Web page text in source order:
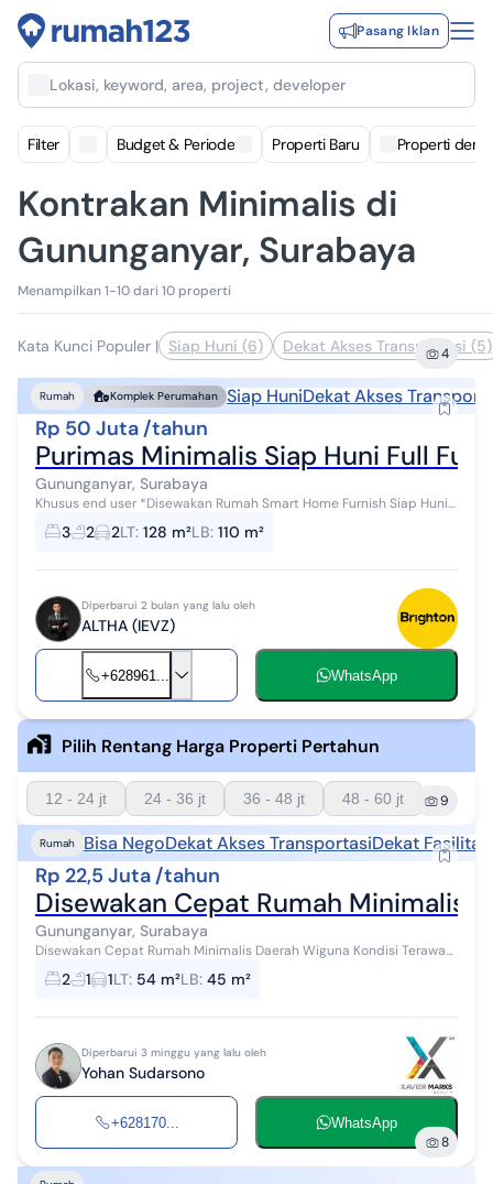
Pasang Iklan
Lokasi, keyword, area, project, developer
Filter Budget & Periode Properti Baru Properti
Kontrakan Minimalis di
Gununganyar, Surabaya
Menampilkan 1-10 dari 10 properti
Kata Kunci Populer | Siap Huni (6) Dekat Akses Transportasi (5)
4
Rumah Komplek Perumahan Siap HuniDekat Akses
Rp 50 Juta /tahun
Purimas Minimalis Siap Huni Full
Gununganyar, Surabaya
Khusus end user *Disewakan Rumah Smart Home Furnish Siap Huni
Purimas* LT 128 m² (8x16) LB 110 m² KT 3 KM 2 Interior - Fully
Furnished Hadap Ti...
3 2 2LT: 128 m²LB: 110 m²
Diperbarui 2 bulan yang lalu oleh
ALTHA (IEVZ)
+628961... WhatsApp
Pilih Rentang Harga Properti Pertahun
12 - 24 jt 24 - 36 jt 36 - 48 jt 48 - 60 jt 9
Rumah Bisa NegoDekat Akses TransportasiDekat
Rp 22,5 Juta /tahun
Disewakan Cepat Rumah Minimalis
Gununganyar, Surabaya
Disewakan Cepat Rumah Minimalis Daerah Wiguna Kondisi Terawat
Dekat UPN, Pondok Tjandra, Rungkut 7 Menit ke Merr 10 Menit ke Tol
Pondok Tjandra 1...
2 1 1LT: 54 m²LB: 45 m²
Diperbarui 3 minggu yang lalu oleh
Yohan Sudarsono
+628170... WhatsApp
8